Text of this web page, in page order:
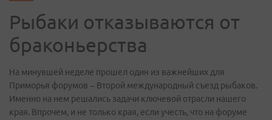
Рыбаки отказываются от
браконьерства
На минувшей неделе прошел один из важнейших для
Приморья форумов – Второй международный съезд рыбаков.
Именно на нем решались задачи ключевой отрасли нашего
края. Впрочем, и не только края, если учесть, что на форуме